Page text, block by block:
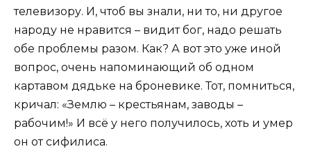
телевизору. И, чтоб вы знали, ни то, ни другое
народу не нравится – видит бог, надо решать
обе проблемы разом. Как? А вот это уже иной
вопрос, очень напоминающий об одном
картавом дядьке на броневике. Тот, помниться,
кричал: «Землю – крестьянам, заводы –
рабочим!» И всё у него получилось, хоть и умер
он от сифилиса.